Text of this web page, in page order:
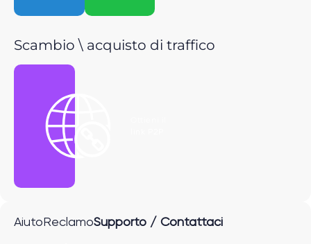
Scambio \ acquisto di traffico
Aiuto ReclamoSupporto / Contattaci